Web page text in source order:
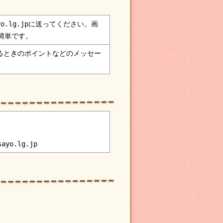
に送ってください。画
です。
きのポイントなどのメッセー